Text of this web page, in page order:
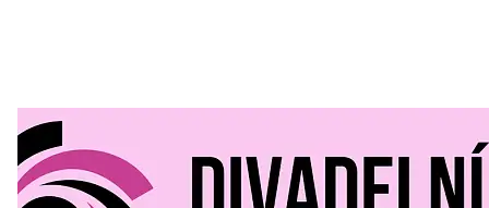
Divadelní Mlýn 30. 07. 2026